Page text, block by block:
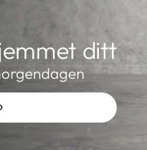
ditt